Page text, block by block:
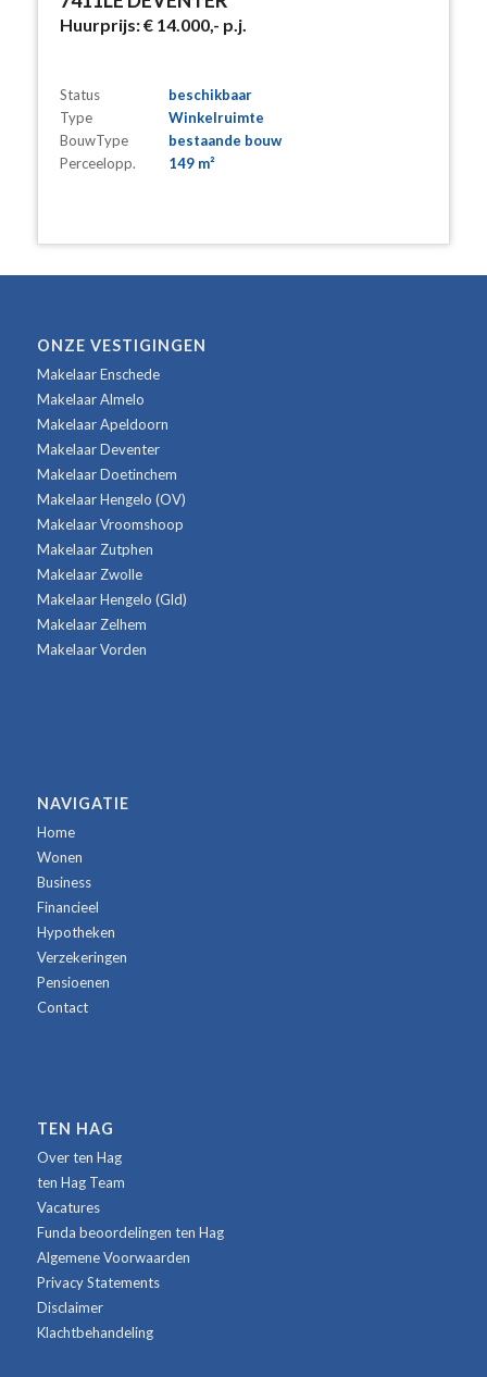
Huurprijs:€ 14.000,- p.j.
Status
beschikbaar
Type
Winkelruimte
BouwType
bestaande bouw
Perceelopp.
149 m²
ONZE VESTIGINGEN
Makelaar Enschede
Makelaar Almelo
Makelaar Apeldoorn
Makelaar Deventer
Makelaar Doetinchem
Makelaar Hengelo (OV)
Makelaar Vroomshoop
Makelaar Zutphen
Makelaar Zwolle
Makelaar Hengelo (Gld)
Makelaar Zelhem
Makelaar Vorden
NAVIGATIE
Home
Wonen
Business
Financieel
Hypotheken
Verzekeringen
Pensioenen
Contact
TEN HAG
Over ten Hag
ten Hag Team
Vacatures
Funda beoordelingen ten Hag
Algemene Voorwaarden
Privacy Statements
Disclaimer
Klachtbehandeling